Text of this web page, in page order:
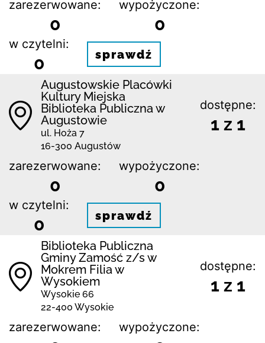
zarezerwowane:
0
wypożyczone:
0
w czytelni:
0 sprawdź
Augustowskie Placówki
Kultury Miejska
Biblioteka Publiczna w
Augustowie
ul. Hoża 7
16-300 Augustów
dostępne:
1 z 1
zarezerwowane:
0
wypożyczone:
0
w czytelni:
0 sprawdź
Biblio­teka Publiczna
Gminy Zamość z/s w
Mokrem Filia w
Wysokiem
Wysokie 66
22-400 Wysokie
dostępne:
1 z 1
zarezerwowane: wypożyczone: